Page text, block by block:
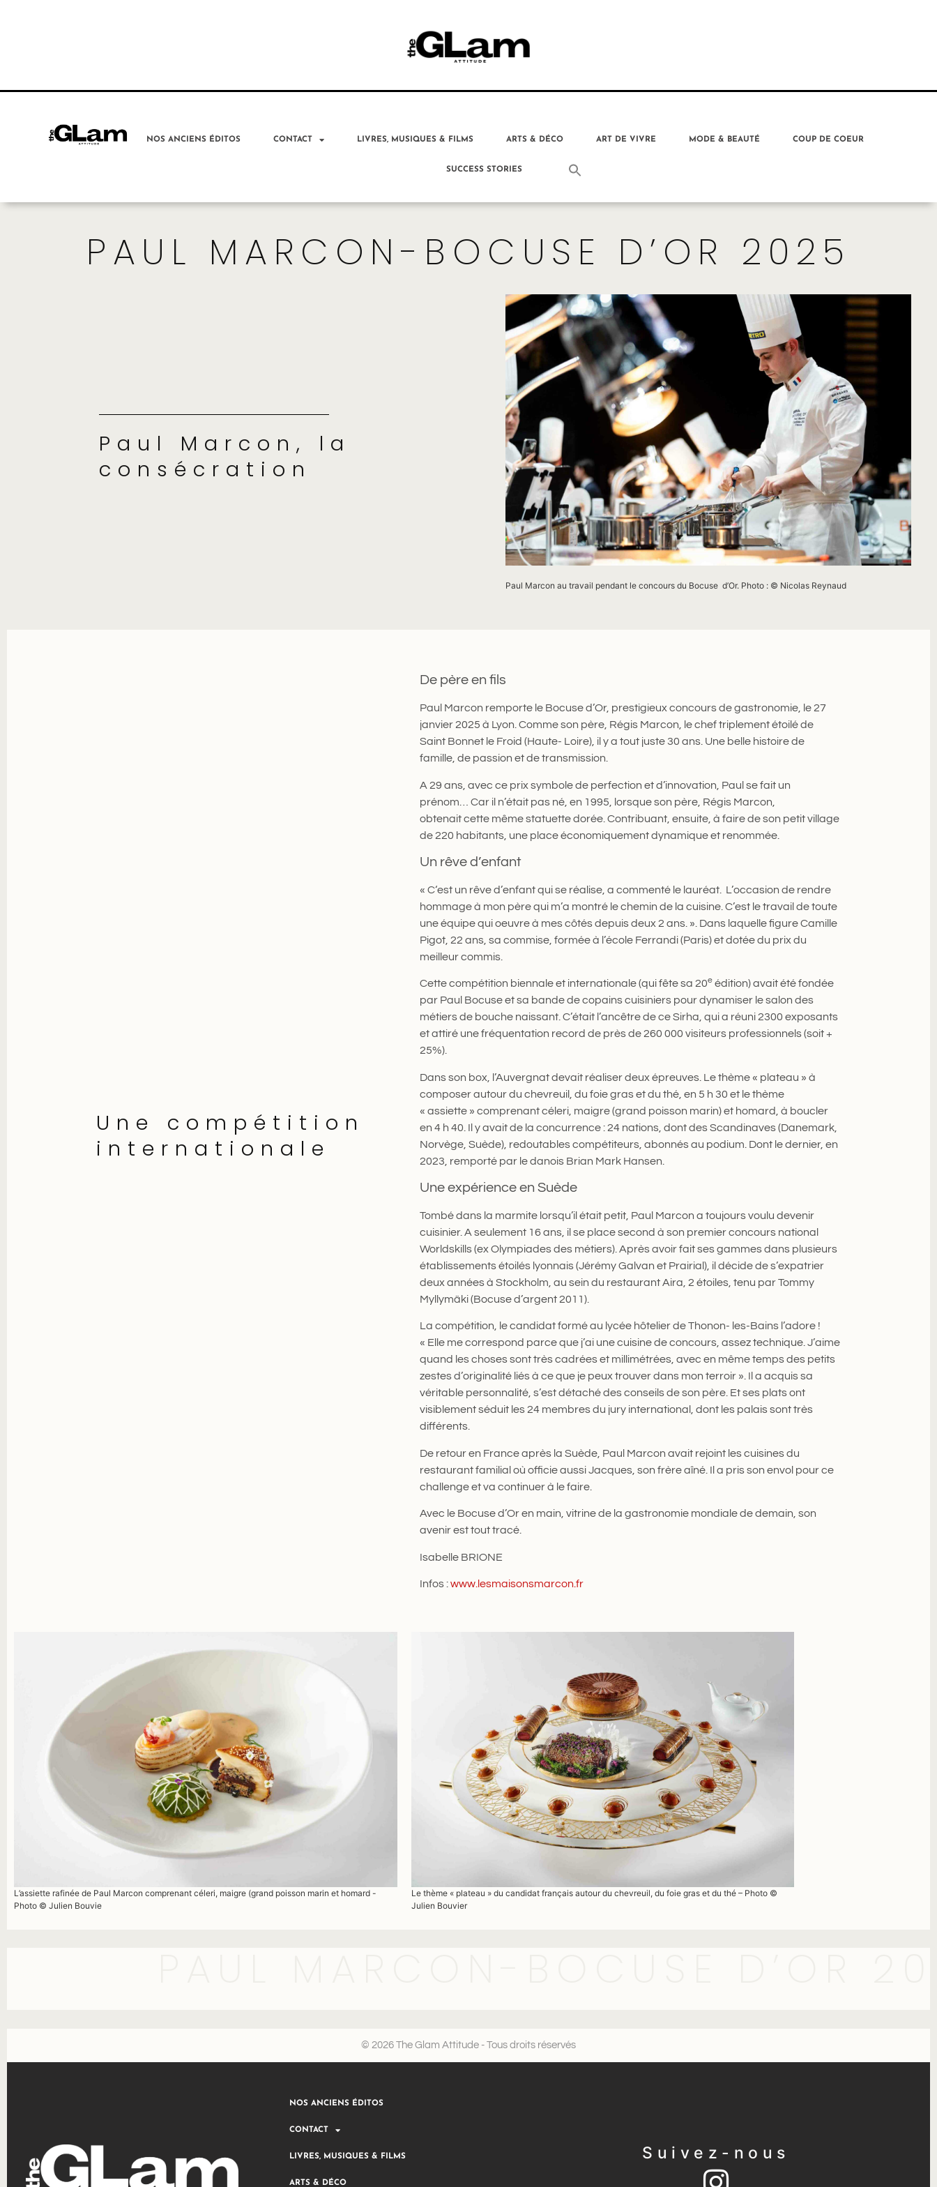
NOS ANCIENS ÉDITOS CONTACT LIVRES, MUSIQUES & FILMS ARTS & DÉCO ART DE VIVRE MODE & BEAUTÉ COUP DE COEUR
SUCCESS STORIES
PAUL MARCON-BOCUSE D’OR 2025
Paul Marcon, la
consécration
Paul Marcon au travail pendant le concours du Bocuse d’Or. Photo : © Nicolas Reynaud
Une compétition
internationale
De père en fils
Paul Marcon remporte le Bocuse d’Or, prestigieux concours de gastronomie, le 27
janvier 2025 à Lyon. Comme son père, Régis Marcon, le chef triplement étoilé de
Saint Bonnet le Froid (Haute- Loire), il y a tout juste 30 ans. Une belle histoire de
famille, de passion et de transmission.
A 29 ans, avec ce prix symbole de perfection et d’innovation, Paul se fait un
prénom… Car il n’était pas né, en 1995, lorsque son père, Régis Marcon,
obtenait cette même statuette dorée. Contribuant, ensuite, à faire de son petit village
de 220 habitants, une place économiquement dynamique et renommée.
Un rêve d’enfant
« C‘est un rêve d’enfant qui se réalise, a commenté le lauréat. L’occasion de rendre
hommage à mon père qui m’a montré le chemin de la cuisine. C’est le travail de toute
une équipe qui oeuvre à mes côtés depuis deux 2 ans. ». Dans laquelle figure Camille
Pigot, 22 ans, sa commise, formée à l’école Ferrandi (Paris) et dotée du prix du
meilleur commis.
Cette compétition biennale et internationale (qui fête sa 20eédition) avait été fondée
par Paul Bocuse et sa bande de copains cuisiniers pour dynamiser le salon des
métiers de bouche naissant. C’était l’ancêtre de ce Sirha, qui a réuni 2300 exposants
et attiré une fréquentation record de près de 260 000 visiteurs professionnels (soit +
25%).
Dans son box, l’Auvergnat devait réaliser deux épreuves. Le thème « plateau » à
composer autour du chevreuil, du foie gras et du thé, en 5 h 30 et le thème
« assiette » comprenant céleri, maigre (grand poisson marin) et homard, à boucler
en 4 h 40. Il y avait de la concurrence : 24 nations, dont des Scandinaves (Danemark,
Norvège, Suède), redoutables compétiteurs, abonnés au podium. Dont le dernier, en
2023, remporté par le danois Brian Mark Hansen.
Une expérience en Suède
Tombé dans la marmite lorsqu’il était petit, Paul Marcon a toujours voulu devenir
cuisinier. A seulement 16 ans, il se place second à son premier concours national
Worldskills (ex Olympiades des métiers). Après avoir fait ses gammes dans plusieurs
établissements étoilés lyonnais (Jérémy Galvan et Prairial), il décide de s’expatrier
deux années à Stockholm, au sein du restaurant Aira, 2 étoiles, tenu par Tommy
Myllymäki (Bocuse d’argent 2011).
La compétition, le candidat formé au lycée hôtelier de Thonon- les-Bains l’adore !
« Elle me correspond parce que j’ai une cuisine de concours, assez technique. J’aime
quand les choses sont très cadrées et millimétrées, avec en même temps des petits
zestes d’originalité liés à ce que je peux trouver dans mon terroir ». Il a acquis sa
véritable personnalité, s’est détaché des conseils de son père. Et ses plats ont
visiblement séduit les 24 membres du jury international, dont les palais sont très
différents.
De retour en France après la Suède, Paul Marcon avait rejoint les cuisines du
restaurant familial où officie aussi Jacques, son frère aîné. Il a pris son envol pour ce
challenge et va continuer à le faire.
Avec le Bocuse d’Or en main, vitrine de la gastronomie mondiale de demain, son
avenir est tout tracé.
Isabelle BRIONE
Infos :www.lesmaisonsmarcon.fr
L’assiette rafinée de Paul Marcon comprenant céleri, maigre (grand poisson marin et homard -
Photo © Julien Bouvie
Le thème « plateau » du candidat français autour du chevreuil, du foie gras et du thé – Photo ©
Julien Bouvier
© 2026 The Glam Attitude - Tous droits réservés
NOS ANCIENS ÉDITOS
CONTACT
LIVRES, MUSIQUES & FILMS
ARTS & DÉCO
Suivez-nous